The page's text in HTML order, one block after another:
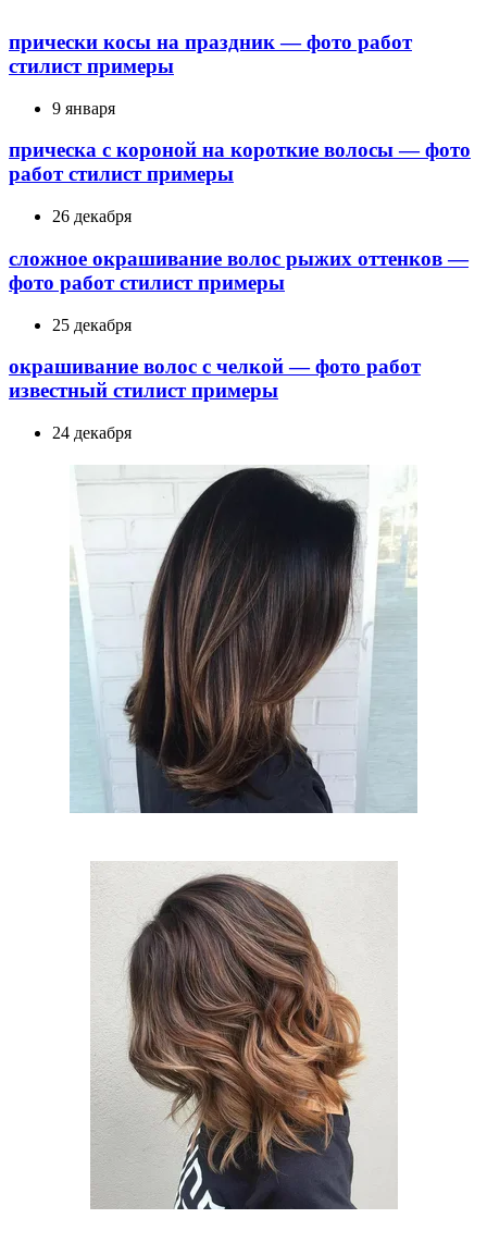
прически косы на праздник — фото работ
стилист примеры
9 января
прическа с короной на короткие волосы — фото
работ стилист примеры
26 декабря
сложное окрашивание волос рыжих оттенков —
фото работ стилист примеры
25 декабря
окрашивание волос с челкой — фото работ
известный стилист примеры
24 декабря